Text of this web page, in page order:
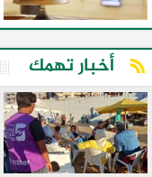
أخبار تهمك